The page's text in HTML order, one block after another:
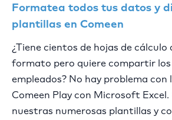
Formatea todos tus datos y
plantillas en Comeen
¿Tiene cientos de hojas de cálculo
formato pero quiere compartir los
empleados? No hay problema
Comeen Play con Microsoft
nuestras numerosas plantillas y